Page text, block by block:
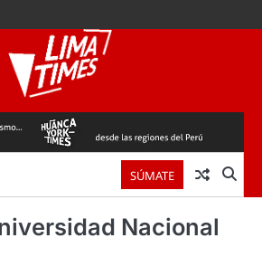
SÚMATE
Nacional